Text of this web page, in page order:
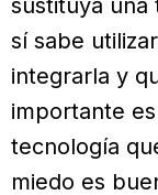
sustituya
sí sabe
integrarla y
importante
tecnología
miedo es